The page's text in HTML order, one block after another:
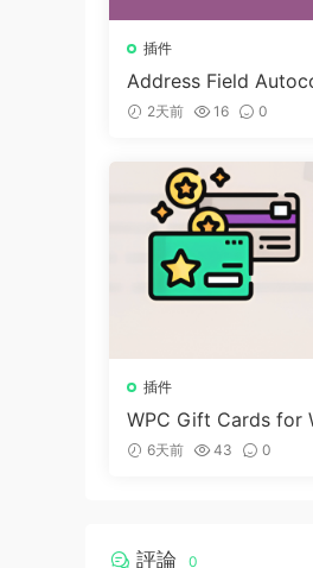
插件
Address Field
or WooCommerce
2天前 16 0
插件
WPC Gift Cards for
merce (Premium)
6天前 43 0
評論 0